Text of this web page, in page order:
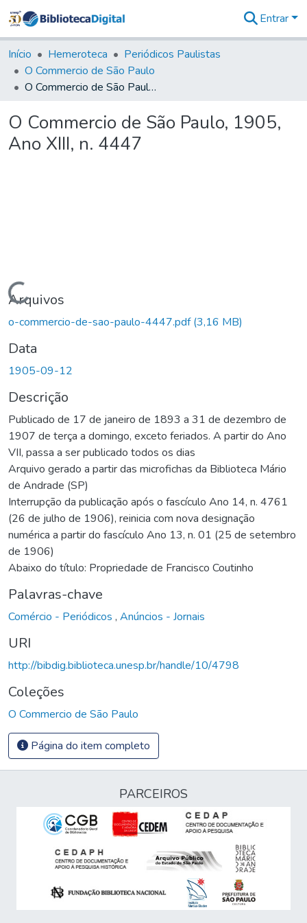
&
Coleções
Tudo na
Biblioteca
Estatísticas
Entrar
Início Hemeroteca
Periódicos Paulistas
O Commercio de São Paulo
O Commercio de São Paulo, 1905, Ano XIII, n. 4447
O Commercio de São Paulo, 1905,
Ano XIII, n. 4447
Carregando...
Arquivos
o-commercio-de-sao-paulo-4447.pdf(3,16 MB)
Data
1905-09-12
Descrição
Publicado de 17 de janeiro de 1893 a 31 de dezembro de
1907 de terça a domingo, exceto feriados. A partir do Ano
VII, passa a ser publicado todos os dias
Arquivo gerado a partir das microfichas da Biblioteca Mário
de Andrade (SP)
Interrupção da publicação após o fascículo Ano 14, n. 4761
(26 de julho de 1906), reinicia com nova designação
numérica a partir do fascículo Ano 13, n. 01 (25 de setembro
de 1906)
Abaixo do título: Propriedade de Francisco Coutinho
Palavras-chave
Comércio - Periódicos , Anúncios - Jornais
URI
http://bibdig.biblioteca.unesp.br/handle/10/4798
Coleções
O Commercio de São Paulo
Página do item completo
PARCEIROS